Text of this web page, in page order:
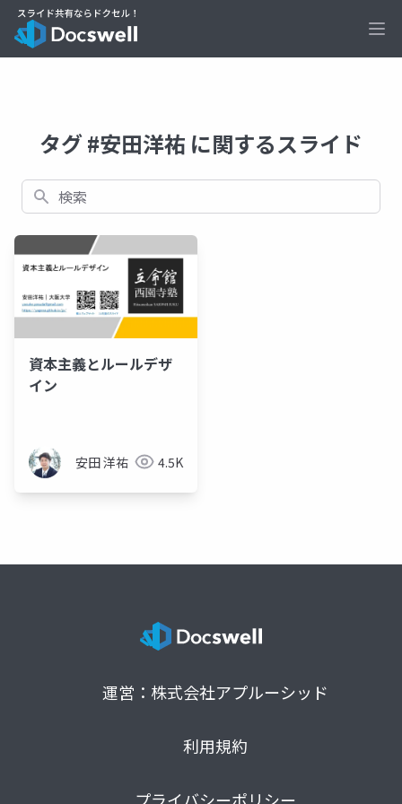
タグ #安田洋祐 に関するスライド
検索
資本主義とルールデザ
イン
安田 洋祐 4.5K
運営：株式会社アプルーシッド
利用規約
プライバシーポリシー